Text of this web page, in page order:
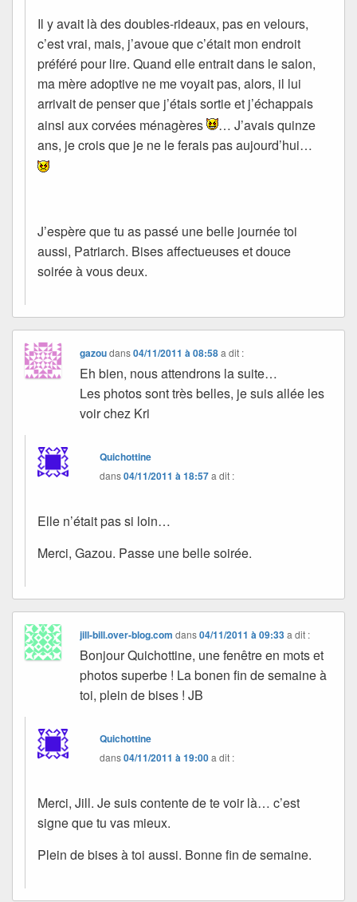
Il y avait là des doubles-rideaux, pas en velours,
c’est vrai, mais, j’avoue que c’était mon endroit
préféré pour lire. Quand elle entrait dans le salon,
ma mère adoptive ne me voyait pas, alors, il lui
arrivait de penser que j’étais sortie et j’échappais
ainsi aux corvées ménagères
… J’avais quinze
ans, je crois que je ne le ferais pas aujourd’hui…
J’espère que tu as passé une belle journée toi
aussi, Patriarch. Bises affectueuses et douce
soirée à vous deux.
gazoudans04/11/2011 à 08:58 a dit :
Eh bien, nous attendrons la suite…
Les photos sont très belles, je suis allée les
voir chez Kri
Quichottine
dans04/11/2011 à 18:57a dit :
Elle n’était pas si loin…
Merci, Gazou. Passe une belle soirée.
jill-bill.over-blog.com dans04/11/2011 à 09:33 a dit :
Bonjour Quichottine, une fenêtre en mots et
photos superbe ! La bonen fin de semaine à
toi, plein de bises ! JB
Quichottine
dans04/11/2011 à 19:00a dit :
Merci, Jill. Je suis contente de te voir là… c’est
signe que tu vas mieux.
Plein de bises à toi aussi. Bonne fin de semaine.